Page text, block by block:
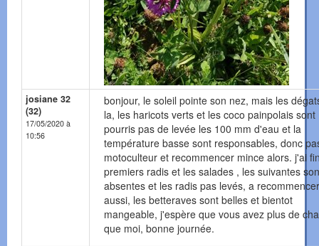
josiane 32
(32)
17/05/2020 à
10:56
bonjour, le soleil pointe son nez, mais les
la, les haricots verts et les coco painpolais sont
pourris pas de levée les 100 mm d'eau et la
température basse sont responsables, donc
motoculteur et recommencer mince alors. j'ai
premiers radis et les salades , les suivantes
absentes et les radis pas levés, a recommencer
aussi, les betteraves sont belles et bientot
mangeable, j'espère que vous avez plus de
que moi, bonne journée.